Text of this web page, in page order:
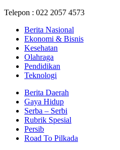
Telepon : 022 2057 4573
Berita Nasional
Ekonomi & Bisnis
Kesehatan
Olahraga
Pendidikan
Teknologi
Berita Daerah
Gaya Hidup
Serba – Serbi
Rubrik Spesial
Persib
Road To Pilkada